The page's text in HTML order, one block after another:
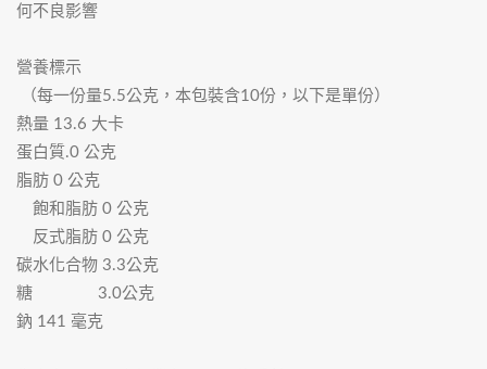
何不良影響
營養標示
（每一份量5.5公克，本包裝含10份，以下是單份）
熱量 13.6 大卡
蛋白質.0 公克
脂肪 0 公克
飽和脂肪 0 公克
反式脂肪 0 公克
碳水化合物 3.3公克
糖 3.0公克
鈉 141 毫克